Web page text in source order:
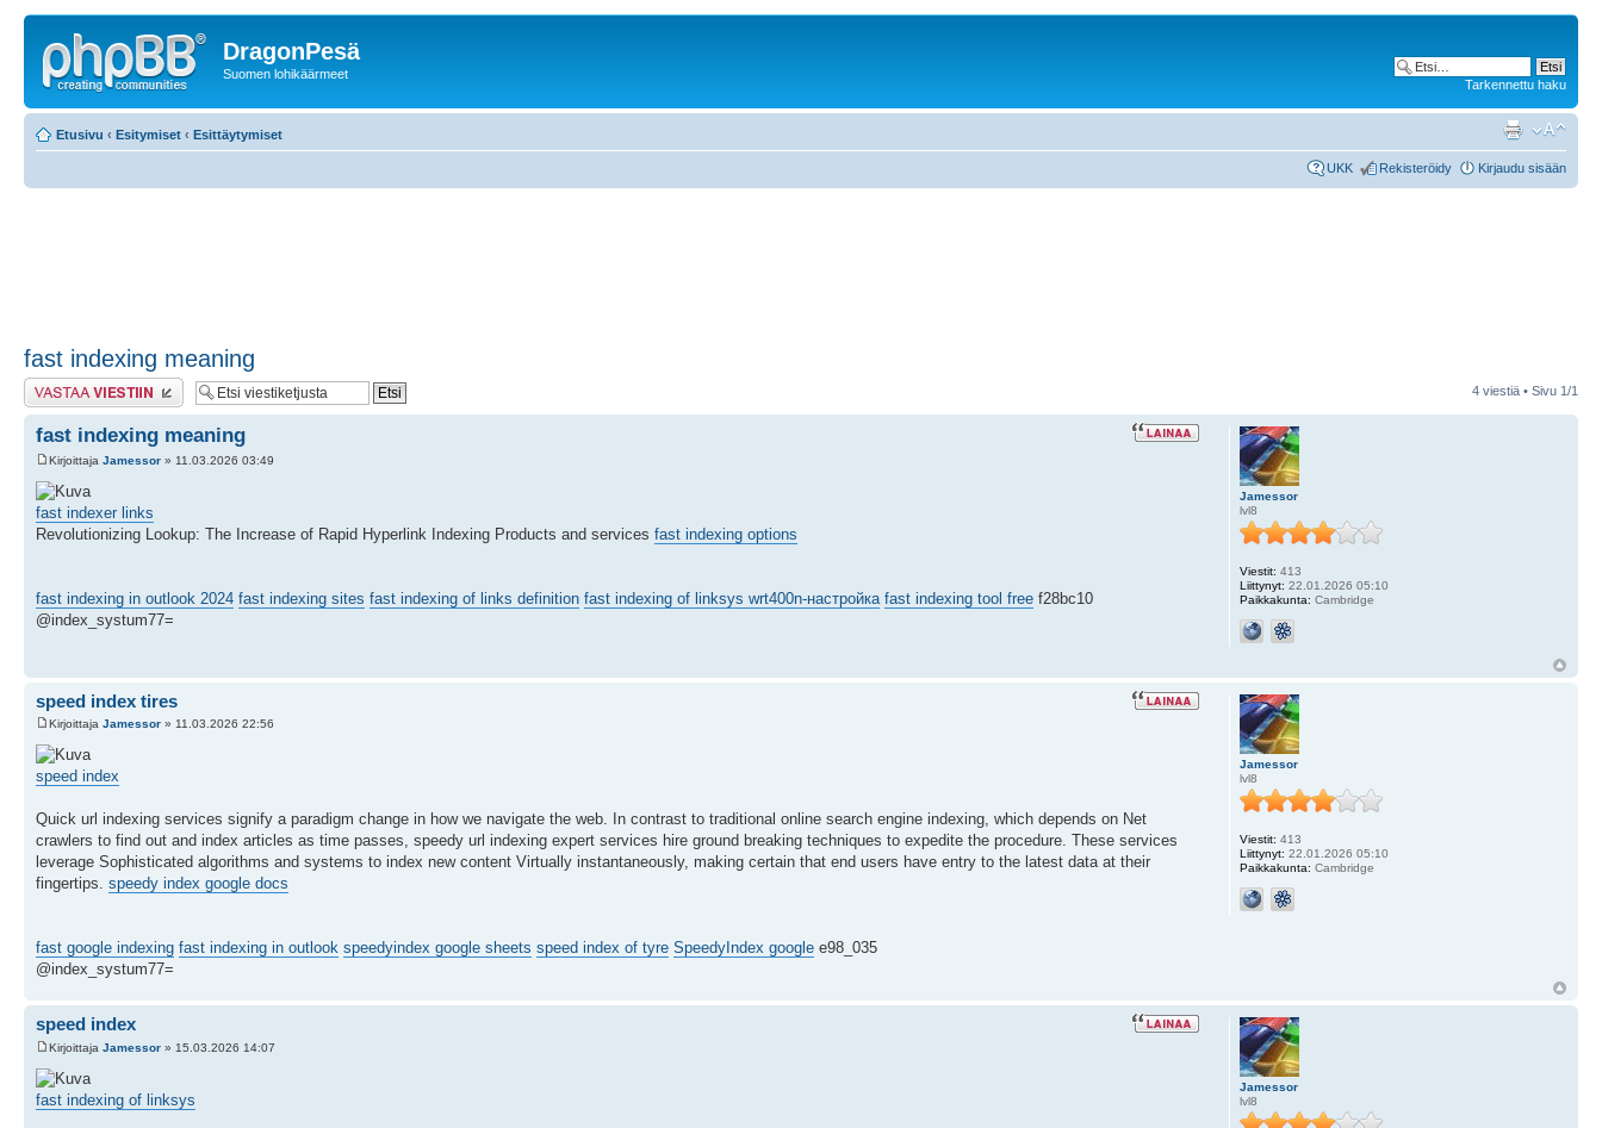
DragonPesä
Suomen lohikäärmeet
Tarkennettu haku
Etusivu ‹ Esitymiset ‹ Esittäytymiset
UKK Rekisteröidy Kirjaudu sisään
fast indexing meaning
Lähetä vastaus 4 viestiä • Sivu 1/1
fast indexing meaning
Kirjoittaja Jamessor » 11.03.2026 03:49
fast indexer links
Revolutionizing Lookup: The Increase of Rapid Hyperlink Indexing Products and services fast indexing options
fast indexing in outlook 2024 fast indexing sites fast indexing of links definition fast indexing of linksys wrt400n-настройка fast indexing tool free f28bc10
@index_systum77=
Jamessor
lvl8
Viestit: 413
Liittynyt: 22.01.2026 05:10
Paikkakunta: Cambridge
speed index tires
Kirjoittaja Jamessor » 11.03.2026 22:56
speed index
Quick url indexing services signify a paradigm change in how we navigate the web. In contrast to traditional online search engine indexing, which depends on Net
crawlers to find out and index articles as time passes, speedy url indexing expert services hire ground breaking techniques to expedite the procedure. These services
leverage Sophisticated algorithms and systems to index new content Virtually instantaneously, making certain that end users have entry to the latest data at their
fingertips. speedy index google docs
fast google indexing fast indexing in outlook speedyindex google sheets speed index of tyre SpeedyIndex google e98_035
@index_systum77=
Jamessor
lvl8
Viestit: 413
Liittynyt: 22.01.2026 05:10
Paikkakunta: Cambridge
speed index
Kirjoittaja Jamessor » 15.03.2026 14:07
fast indexing of linksys
Jamessor
lvl8